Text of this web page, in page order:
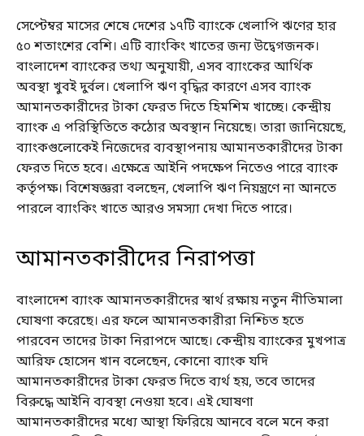
সেপ্টেম্বর মাসের শেষে দেশের ১৭টি ব্যাংকে খেলাপি ঋণের হার
৫০ শতাংশের বেশি। এটি ব্যাংকিং খাতের জন্য উদ্বেগজনক।
বাংলাদেশ ব্যাংকের তথ্য অনুযায়ী, এসব ব্যাংকের আর্থিক
অবস্থা খুবই দুর্বল। খেলাপি ঋণ বৃদ্ধির কারণে এসব ব্যাংক
আমানতকারীদের টাকা ফেরত দিতে হিমশিম খাচ্ছে। কেন্দ্রীয়
ব্যাংক এ পরিস্থিতিতে কঠোর অবস্থান নিয়েছে। তারা জানিয়েছে,
ব্যাংকগুলোকেই নিজেদের ব্যবস্থাপনায় আমানতকারীদের টাকা
ফেরত দিতে হবে। এক্ষেত্রে আইনি পদক্ষেপ নিতেও পারে ব্যাংক
কর্তৃপক্ষ। বিশেষজ্ঞরা বলছেন, খেলাপি ঋণ নিয়ন্ত্রণে না আনতে
পারলে ব্যাংকিং খাতে আরও সমস্যা দেখা দিতে পারে।
আমানতকারীদের নিরাপত্তা
বাংলাদেশ ব্যাংক আমানতকারীদের স্বার্থ রক্ষায় নতুন নীতিমালা
ঘোষণা করেছে। এর ফলে আমানতকারীরা নিশ্চিত হতে
পারবেন তাদের টাকা নিরাপদে আছে। কেন্দ্রীয় ব্যাংকের মুখপাত্র
আরিফ হোসেন খান বলেছেন, কোনো ব্যাংক যদি
আমানতকারীদের টাকা ফেরত দিতে ব্যর্থ হয়, তবে তাদের
বিরুদ্ধে আইনি ব্যবস্থা নেওয়া হবে। এই ঘোষণা
আমানতকারীদের মধ্যে আস্থা ফিরিয়ে আনবে বলে মনে করা